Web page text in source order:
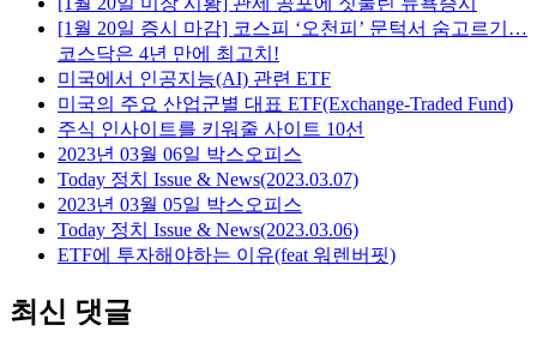
[1월 20일 증시 마감] 코스피 ‘오천피’ 문턱서 숨고르기…
코스닥은 4년 만에 최고치!
미국에서 인공지능(AI) 관련 ETF
미국의 주요 산업군별 대표 ETF(Exchange-Traded Fund)
주식 인사이트를 키워줄 사이트 10선
2023년 03월 06일 박스오피스
Today 정치 Issue & News(2023.03.07)
2023년 03월 05일 박스오피스
Today 정치 Issue & News(2023.03.06)
ETF에 투자해야하는 이유(feat 워렌버핏)
최신 댓글